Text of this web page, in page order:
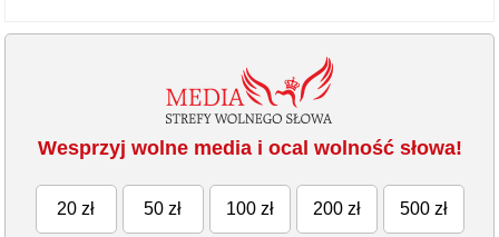
Wesprzyj wolne media i ocal wolność słowa!
20 zł 50 zł 100 zł 200 zł 500 zł